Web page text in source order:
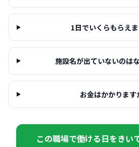
1日でいくらもらえ
施設名が出ていないのは
お金はかかります
この職場で働ける日をきい